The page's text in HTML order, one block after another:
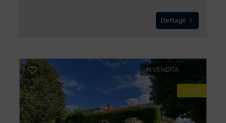
Dettagli
IN VENDITA
LUSSO